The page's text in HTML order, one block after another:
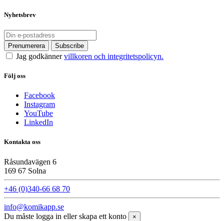
Nyhetsbrev
Jag godkännervillkoren och integritetspolicyn.
Följ oss
Facebook
Instagram
YouTube
LinkedIn
Kontakta oss
Råsundavägen 6
169 67 Solna
+46 (0)340-66 68 70
info@komikapp.se
Du måste logga in eller skapa ett konto
×